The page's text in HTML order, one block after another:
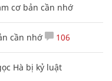
cơ bản cần nhớ
cần nhớ 106
Hà bị kỷ luật